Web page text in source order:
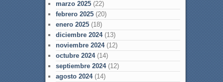
marzo 2025(22)
febrero 2025(20)
enero 2025(18)
diciembre 2024(13)
noviembre 2024(12)
octubre 2024(14)
septiembre 2024(12)
agosto 2024(14)